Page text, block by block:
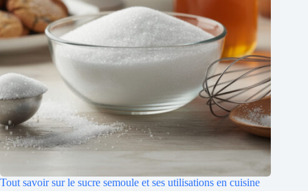
Tout savoir sur le sucre semoule et ses utilisations en cuisine